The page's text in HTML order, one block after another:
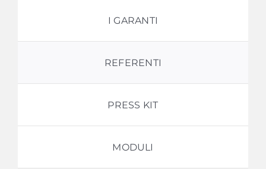
I GARANTI
REFERENTI
PRESS KIT
MODULI